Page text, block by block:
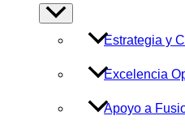
Alternar
menú
Estrategia y
Excelencia
Apoyo a